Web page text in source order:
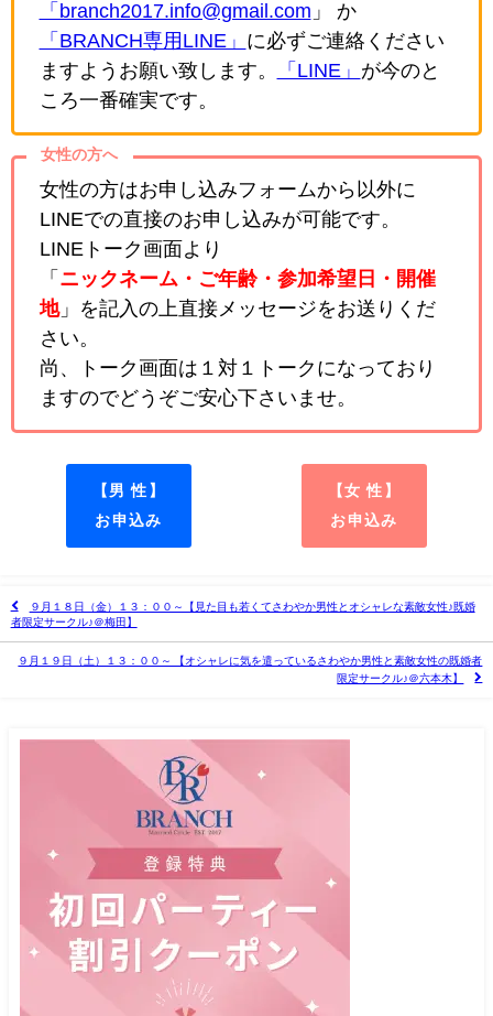
「branch2017.info@gmail.com 」 か
「BRANCH専用LINE」 に必ずご連絡ください
ますようお願い致します。
「LINE」 が今のと
ころ一番確実です。
女性の方へ
女性の方はお申し込みフォームから以外に
LINEでの直接のお申し込みが可能です。
LINEトーク画面より
「 ニックネーム・ご年齢・参加希望日・開催
地」を記入の上直接メッセージをお送りくだ
さい。
尚、トーク画面は１対１トークになっており
ますのでどうぞご安心下さいませ。
【男 性】
お申込み
【女 性】
お申込み
９月１８日（金）１３：００～【見た目も若くてさわやか男性とオシャレな素敵女性♪既婚
者限定サークル♪＠梅田】
９月１９日（土）１３：００～ 【オシャレに気を遣っているさわやか男性と素敵女性の既婚者
限定サークル♪＠六本木】